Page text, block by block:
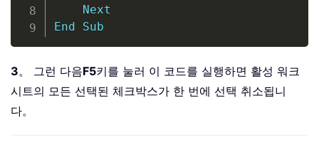
Next
End
Sub
3。 그런 다음F5키를 눌러 이 코드를 실행하면 활성 워크
시트의 모든 선택된 체크박스가 한 번에 선택 취소됩니
다。